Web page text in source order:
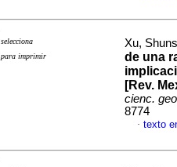
selecciona
para imprimir
Xu,
de una
[Rev.
cienc.
8774
· texto